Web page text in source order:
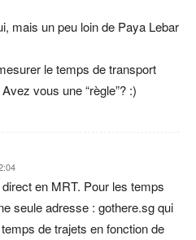
mais un peu loin de Paya Lebar
le temps de transport
vous une “règle”? :)
direct en MRT. Pour les temps
seule adresse : gothere.sg qui
de trajets en fonction de